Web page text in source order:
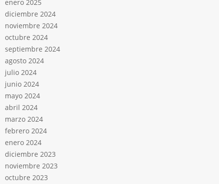
enero 2025
diciembre 2024
noviembre 2024
octubre 2024
septiembre 2024
agosto 2024
julio 2024
junio 2024
mayo 2024
abril 2024
marzo 2024
febrero 2024
enero 2024
diciembre 2023
noviembre 2023
octubre 2023